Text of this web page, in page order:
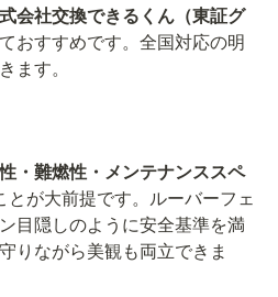
会社交換できるくん（東証グ
おすすめです。全国対応の明
ます。
・難燃性・メンテナンススペ
とが大前提です。ルーバーフェ
目隠しのように安全基準を満
りながら美観も両立できま